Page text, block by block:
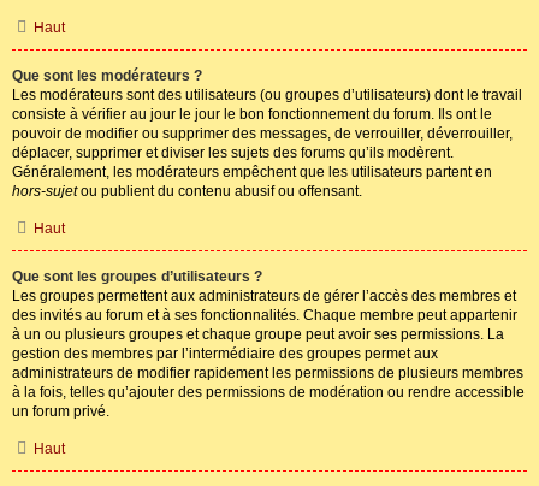
Haut
Que sont les modérateurs ?
Les modérateurs sont des utilisateurs (ou groupes d’utilisateurs) dont le travail
consiste à vérifier au jour le jour le bon fonctionnement du forum. Ils ont le
pouvoir de modifier ou supprimer des messages, de verrouiller, déverrouiller,
déplacer, supprimer et diviser les sujets des forums qu’ils modèrent.
Généralement, les modérateurs empêchent que les utilisateurs partent en
hors-sujetou publient du contenu abusif ou offensant.
Haut
Que sont les groupes d’utilisateurs ?
Les groupes permettent aux administrateurs de gérer l’accès des membres et
des invités au forum et à ses fonctionnalités. Chaque membre peut appartenir
à un ou plusieurs groupes et chaque groupe peut avoir ses permissions. La
gestion des membres par l’intermédiaire des groupes permet aux
administrateurs de modifier rapidement les permissions de plusieurs membres
à la fois, telles qu’ajouter des permissions de modération ou rendre accessible
un forum privé.
Haut